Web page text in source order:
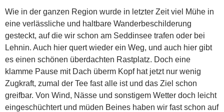
Wie in der ganzen Region wurde in letzter Zeit viel Mühe in
eine verlässliche und haltbare Wanderbeschilderung
gesteckt, auf die wir schon am Seddinsee trafen oder bei
Lehnin. Auch hier quert wieder ein Weg, und auch hier gibt
es einen schönen überdachten Rastplatz. Doch eine
klamme Pause mit Dach überm Kopf hat jetzt nur wenig
Zugkraft, zumal der Tee fast alle ist und das Ziel schon
greifbar. Von Wind, Nässe und sonstigem Wetter doch leicht
eingeschüchtert und müden Beines haben wir fast schon auf